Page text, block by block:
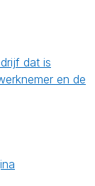
dat is
en de